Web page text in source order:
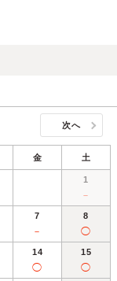
次へ
金 土
1
－
7
－
8
◯
14
◯
15
◯